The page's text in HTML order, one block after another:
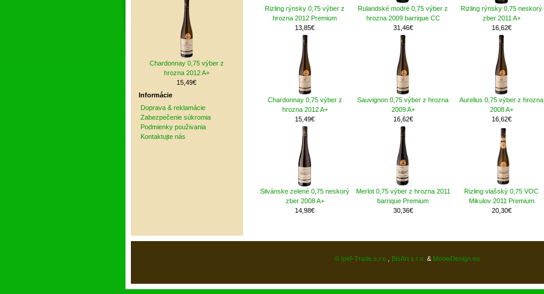
Rizling rýnsky 0,75 výber z
hrozna 2012 Premium
13,85€
Rulandské modré 0,75 výber z
hrozna 2009 barrique CC
31,46€
Rizling rýnsky 0,75 neskorý
zber 2011 A+
16,62€
Chardonnay 0,75 výber z
hrozna 2012 A+
15,49€
Sauvignon 0,75 výber z hrozna
2009 A+
16,62€
Aurelius 0,75 výber z hrozna
2008 A+
16,62€
Silvánske zelené 0,75 neskorý
zber 2008 A+
14,98€
Merlot 0,75 výber z hrozna 2011
barrique Premium
30,36€
Rizling vlašský 0,75 VOC
Mikulov 2011 Premium
20,30€
Chardonnay 0,75 výber z
hrozna 2012 A+
15,49€
Informácie
Doprava & reklamácie
Zabezpečenie súkromia
Podmienky použivania
Kontaktujte nás
© Ipeľ-Trade.s.r.o. BisArt s.r.o. & MoowDesign.eu